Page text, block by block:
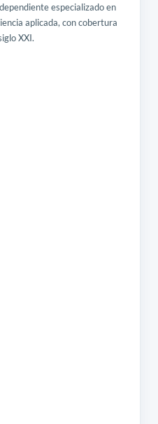
especializado en
aplicada, con cobertura
XXI.